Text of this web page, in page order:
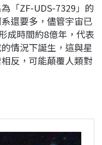
「ZF-UDS-7329」的
還要多，儘管宇宙已
成時間約8億年，代表
情況下誕生，這與星
反，可能顛覆人類對